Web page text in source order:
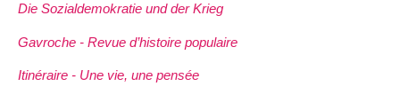
Die Sozialdemokratie und der Krieg
Gavroche - Revue d’histoire populaire
Itinéraire - Une vie, une pensée